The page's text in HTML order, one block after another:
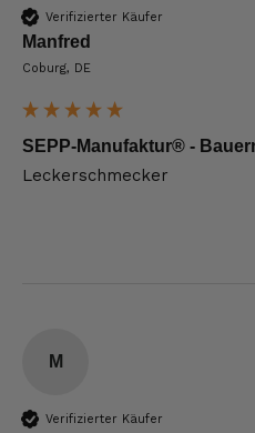
Verifizierter Käufer
Manfred
Coburg, DE
SEPP-Manufaktur® -
Leckerschmecker
M
Verifizierter Käufer